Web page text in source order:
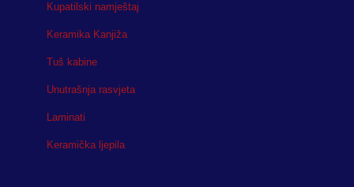
Kupatilski namještaj
Keramika Kanjiža
Tuš kabine
Unutrašnja rasvjeta
Laminati
Keramička ljepila